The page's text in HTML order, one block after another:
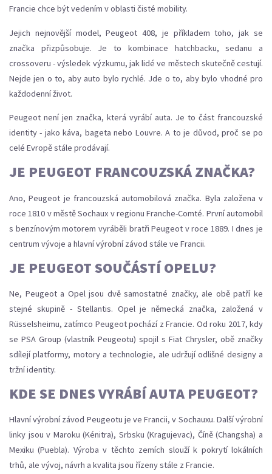
Francie chce být vedením v oblasti čisté mobility.
Jejich nejnovější model, Peugeot 408, je příkladem toho, jak se
značka přizpůsobuje. Je to kombinace hatchbacku, sedanu a
crossoveru - výsledek výzkumu, jak lidé ve městech skutečně cestují.
Nejde jen o to, aby auto bylo rychlé. Jde o to, aby bylo vhodné pro
každodenní život.
Peugeot není jen značka, která vyrábí auta. Je to část francouzské
identity - jako káva, bageta nebo Louvre. A to je důvod, proč se po
celé Evropě stále prodávají.
JE PEUGEOT FRANCOUZSKÁ ZNAČKA?
Ano, Peugeot je francouzská automobilová značka. Byla založena v
roce 1810 v městě Sochaux v regionu Franche-Comté. První automobil
s benzínovým motorem vyráběli bratři Peugeot v roce 1889. I dnes je
centrum vývoje a hlavní výrobní závod stále ve Francii.
JE PEUGEOT SOUČÁSTÍ OPELU?
Ne, Peugeot a Opel jsou dvě samostatné značky, ale obě patří ke
stejné skupině - Stellantis. Opel je německá značka, založená v
Rüsselsheimu, zatímco Peugeot pochází z Francie. Od roku 2017, kdy
se PSA Group (vlastník Peugeotu) spojil s Fiat Chrysler, obě značky
sdílejí platformy, motory a technologie, ale udržují odlišné designy a
tržní identity.
KDE SE DNES VYRÁBÍ AUTA PEUGEOT?
Hlavní výrobní závod Peugeotu je ve Francii, v Sochauxu. Další výrobní
linky jsou v Maroku (Kénitra), Srbsku (Kragujevac), Číně (Changsha) a
Mexiku (Puebla). Výroba v těchto zemích slouží k pokrytí lokálních
trhů, ale vývoj, návrh a kvalita jsou řízeny stále z Francie.